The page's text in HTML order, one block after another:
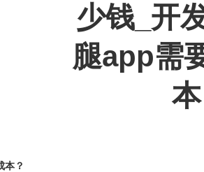
少钱_开
腿app需
本
本？